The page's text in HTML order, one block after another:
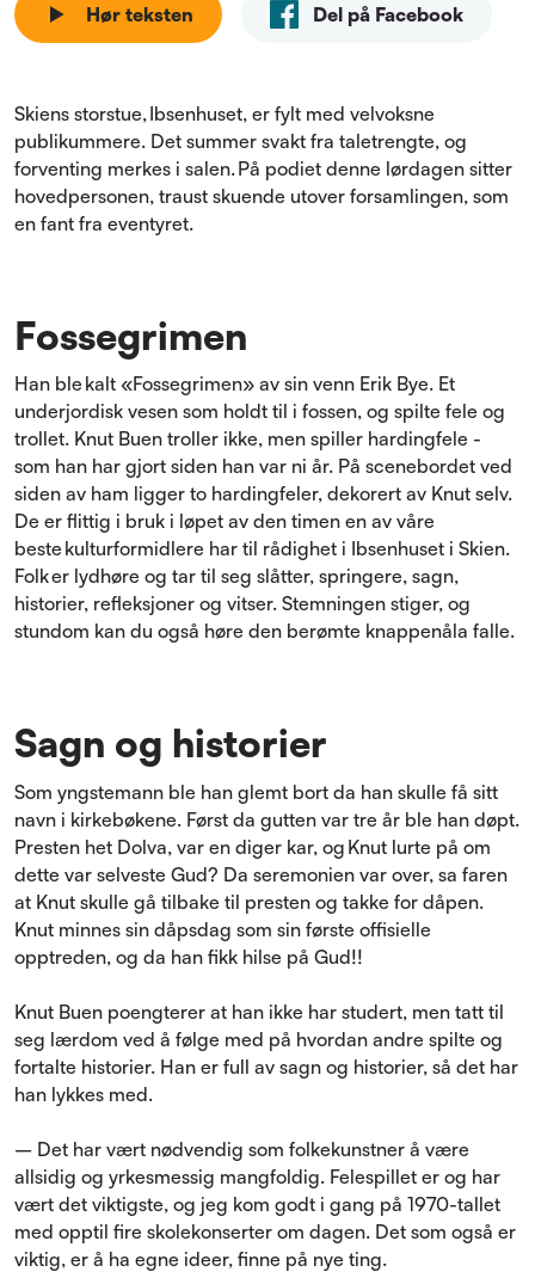
Hør teksten Del på Facebook
Skiens storstue, Ibsenhuset, er fylt med velvoksne
publikummere. Det summer svakt fra taletrengte, og
forventing merkes i salen. På podiet denne lørdagen sitter
hovedpersonen, traust skuende utover forsamlingen, som
en fant fra eventyret.
Fossegrimen
Han ble kalt «Fossegrimen» av sin venn Erik Bye. Et
underjordisk vesen som holdt til i fossen, og spilte fele og
trollet. Knut Buen troller ikke, men spiller hardingfele -
som han har gjort siden han var ni år. På scenebordet ved
siden av ham ligger to hardingfeler, dekorert av Knut selv.
De er flittig i bruk i løpet av den timen en av våre
beste kulturformidlere har til rådighet i Ibsenhuset i Skien.
Folk er lydhøre og tar til seg slåtter, springere, sagn,
historier, refleksjoner og vitser. Stemningen stiger, og
stundom kan du også høre den berømte knappenåla falle.
Sagn og historier
Som yngstemann ble han glemt bort da han skulle få sitt
navn i kirkebøkene. Først da gutten var tre år ble han døpt.
Presten het Dolva, var en diger kar, og Knut lurte på om
dette var selveste Gud? Da seremonien var over, sa faren
at Knut skulle gå tilbake til presten og takke for dåpen.
Knut minnes sin dåpsdag som sin første offisielle
opptreden, og da han fikk hilse på Gud!!
Knut Buen poengterer at han ikke har studert, men tatt til
seg lærdom ved å følge med på hvordan andre spilte og
fortalte historier. Han er full av sagn og historier, så det har
han lykkes med.
– Det har vært nødvendig som folkekunstner å være
allsidig og yrkesmessig mangfoldig. Felespillet er og har
vært det viktigste, og jeg kom godt i gang på 1970-tallet
med opptil fire skolekonserter om dagen. Det som også er
viktig, er å ha egne ideer, finne på nye ting.